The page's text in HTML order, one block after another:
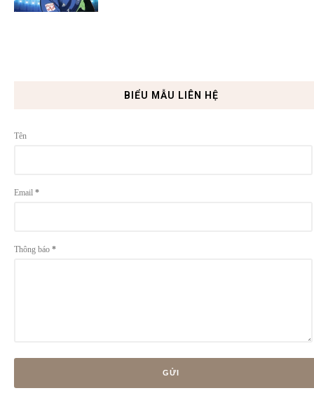
BIỂU MẪU LIÊN HỆ
Tên
Email *
Thông báo *